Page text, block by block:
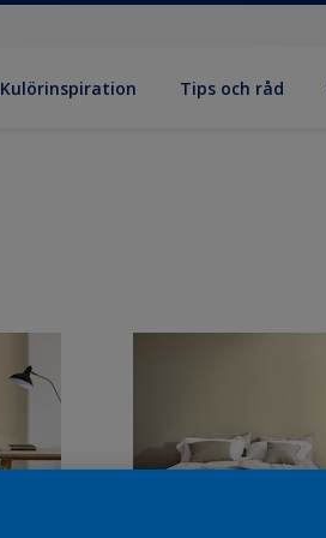
Kulörinspiration Tips och råd